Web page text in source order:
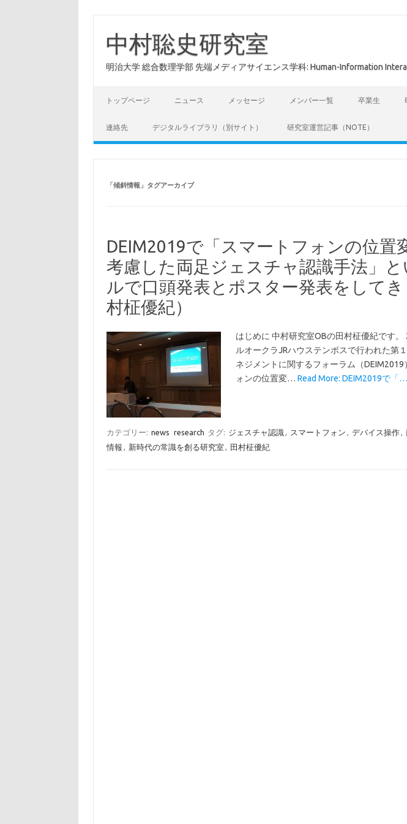
中村聡史研究室
明治大学 総合数理学部 先端メディアサイエンス学科: Human-Information
トップページ ニュース メッセージ メンバー一覧 卒業生
連絡先 デジタルライブラリ（別サイト） 研究室運営記事（NOTE）
「傾斜情報 」タグアーカイブ
DEIM2019で「スマートフォンの位置
考慮した両足ジェスチャ認識手法」と
ルで口頭発表とポスター発表をして
村柾優紀）
はじめに 中村研究室OBの田村柾優紀です
ルオークラJRハウステンボスで行われた第
ネジメントに関するフォーラム（
ォンの位置変… Read More: DEIM2019で「
カテゴリー: news research タグ: ジェスチャ認識, スマートフォン , デバイス操作,
情報 , 新時代の常識を創る研究室 , 田村柾優紀